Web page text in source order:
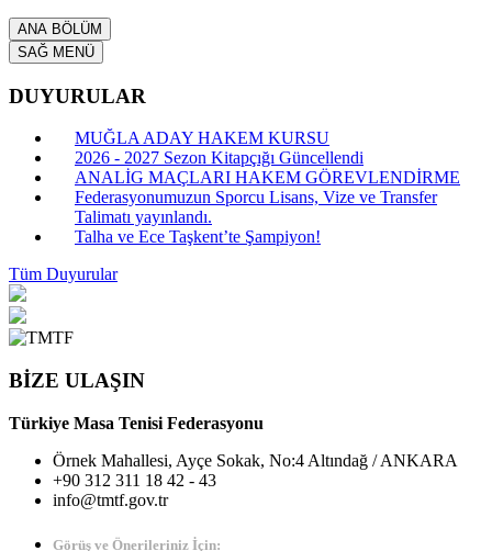
ANA BÖLÜM
SAĞ MENÜ
DUYURULAR
MUĞLA ADAY HAKEM KURSU
2026 - 2027 Sezon Kitapçığı Güncellendi
ANALİG MAÇLARI HAKEM GÖREVLENDİRME
Federasyonumuzun Sporcu Lisans, Vize ve Transfer
Talimatı yayınlandı.
Talha ve Ece Taşkent’te Şampiyon!
Tüm Duyurular
BİZE ULAŞIN
Türkiye Masa Tenisi Federasyonu
Örnek Mahallesi, Ayçe Sokak, No:4 Altındağ / ANKARA
+90 312 311 18 42 - 43
info@tmtf.gov.tr
Görüş ve Önerileriniz İçin: